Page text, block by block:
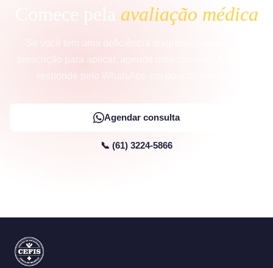
avaliação médica
Agendar consulta
📞 (61) 3224-5866